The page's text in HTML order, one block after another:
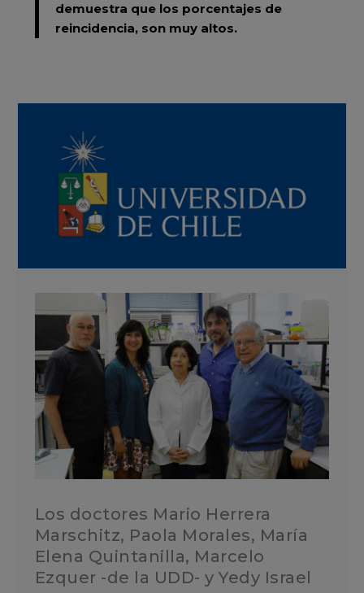
demuestra que los porcentajes de
reincidencia, son muy altos.
Los doctores Mario Herrera
Marschitz, Paola Morales, María
Elena Quintanilla, Marcelo
Ezquer -de la UDD- y Yedy Israel